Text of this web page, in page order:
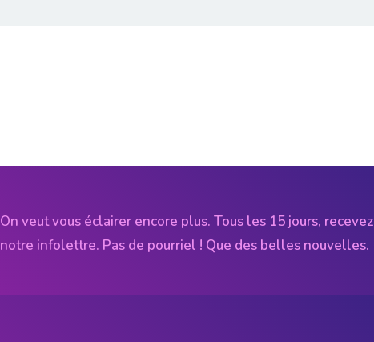
On veut vous éclairer encore plus. Tous les 15 jours, recevez
notre infolettre. Pas de pourriel ! Que des belles nouvelles.